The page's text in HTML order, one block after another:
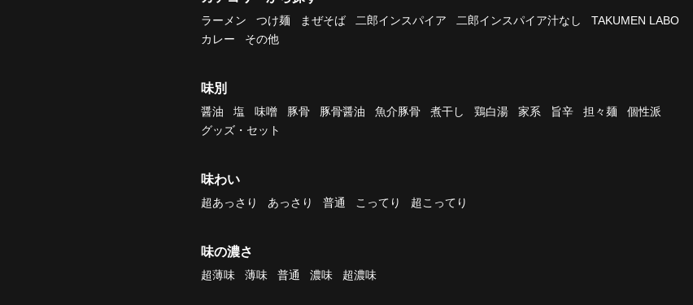
ラーメン つけ麺 まぜそば 二郎インスパイア 二郎インスパイア汁なし
TAKUMEN LABO
カレー
その他
味別
醤油 塩 味噌 豚骨 豚骨醤油 魚介豚骨 煮干し 鶏白湯 家系 旨辛 担々麺
個性派
グッズ・セット
味わい
超あっさり あっさり 普通 こってり 超こってり
味の濃さ
超薄味 薄味 普通 濃味 超濃味